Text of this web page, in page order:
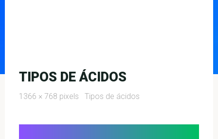
TIPOS DE ÁCIDOS
Full
1366 × 768 pixels Tipos de ácidos